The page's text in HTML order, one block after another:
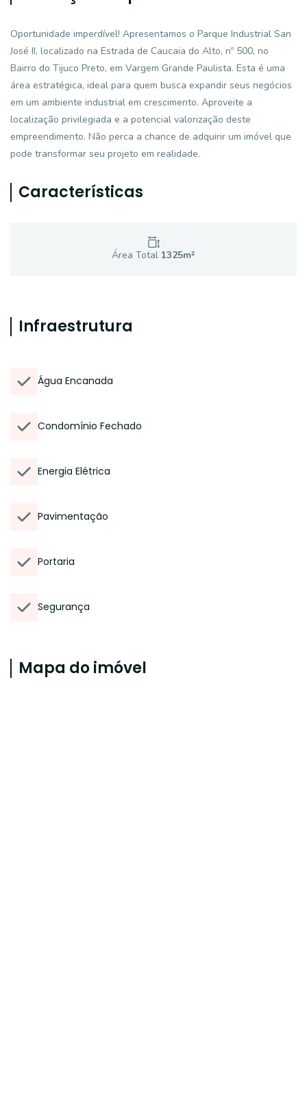
Oportunidade imperdível! Apresentamos o Parque Industrial San
José II, localizado na Estrada de Caucaia do Alto, nº 500, no
Bairro do Tijuco Preto, em Vargem Grande Paulista. Esta é uma
área estratégica, ideal para quem busca expandir seus negócios
em um ambiente industrial em crescimento. Aproveite a
localização privilegiada e a potencial valorização deste
empreendimento. Não perca a chance de adquirir um imóvel que
pode transformar seu projeto em realidade.
Características
Área Total 1325m²
Infraestrutura
Água Encanada
Condomínio Fechado
Energia Elétrica
Pavimentação
Portaria
Segurança
Mapa do imóvel